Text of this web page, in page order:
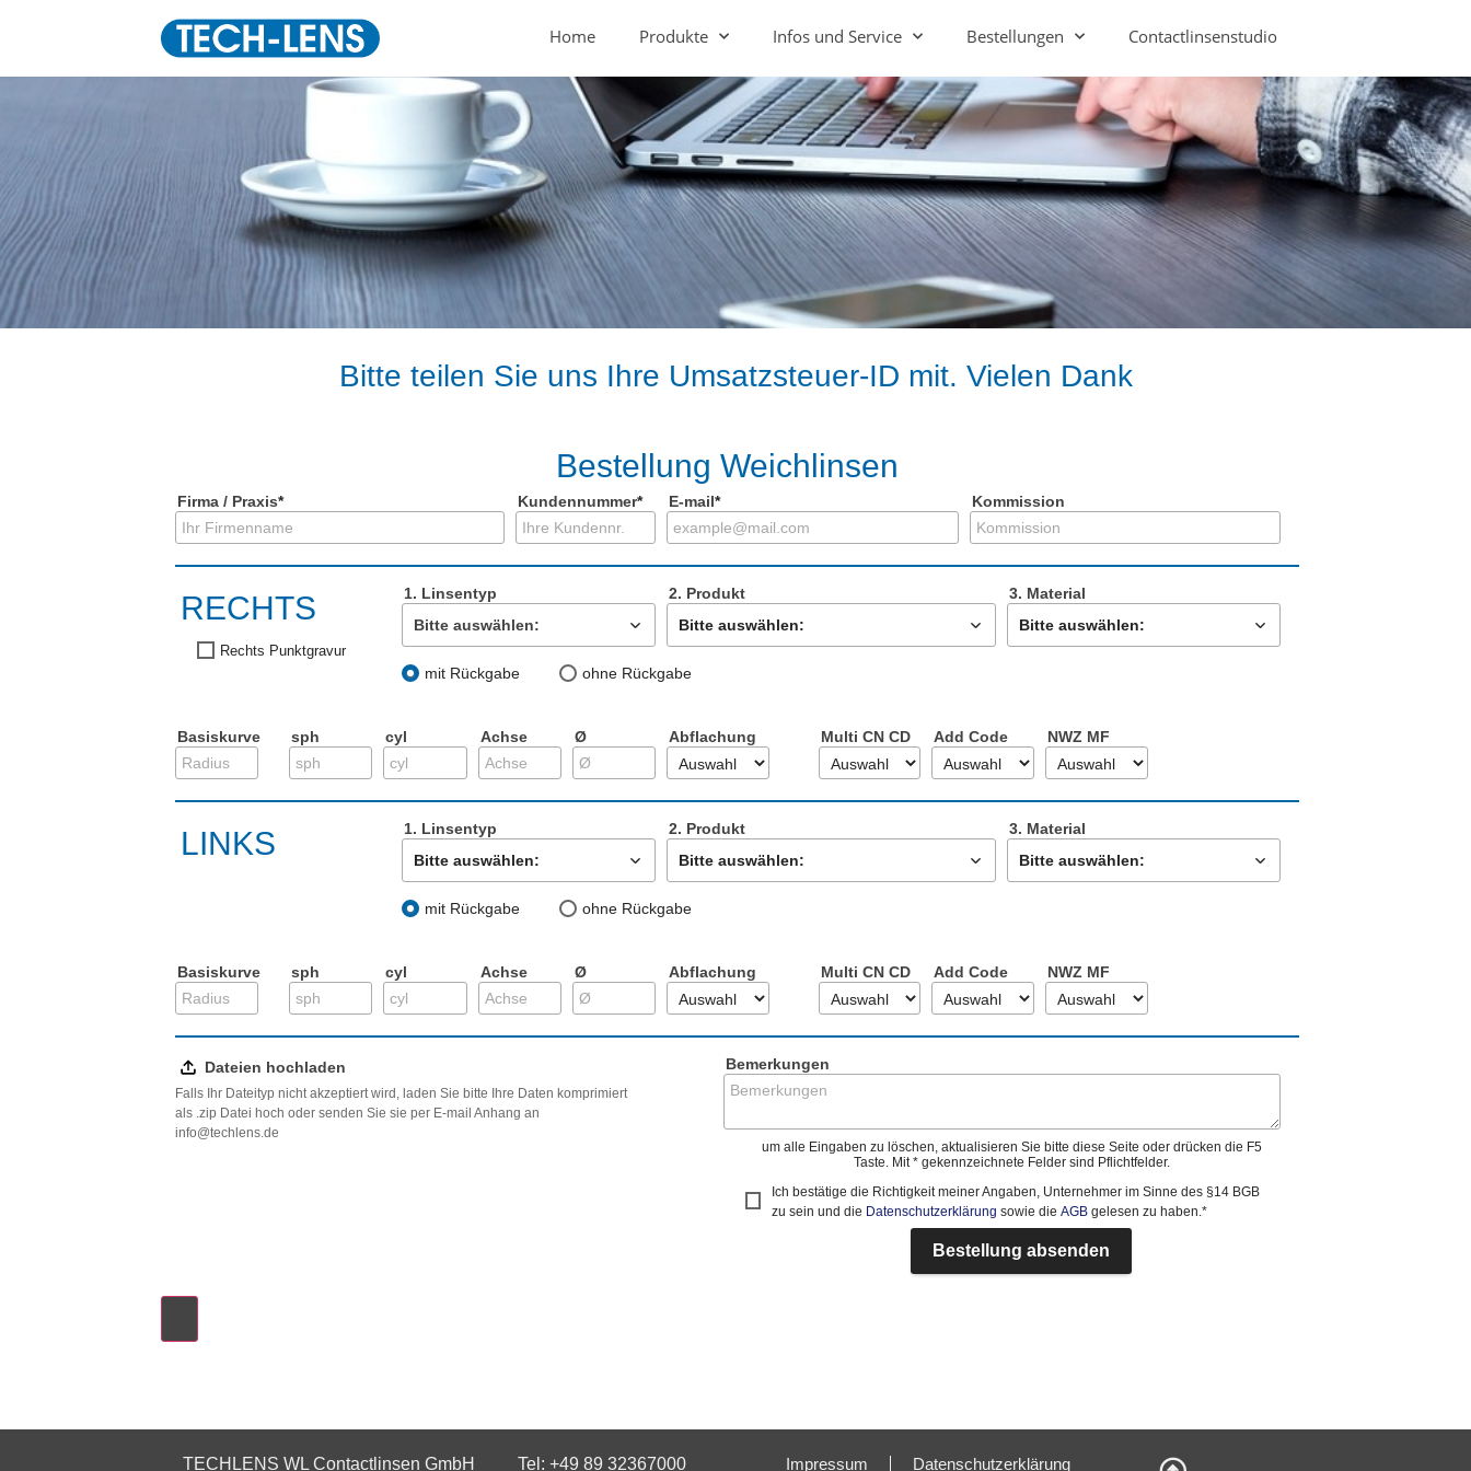
Home Produkte Infos und Service Bestellungen Contactlinsenstudio
Bitte teilen Sie uns Ihre Umsatzsteuer-ID mit. Vielen Dank
Bestellung Weichlinsen
Firma / Praxis* Kundennummer* E-mail* Kommission
RECHTS
1. Linsentyp
Bitte auswählen:
2. Produkt
Bitte auswählen:
3. Material
Bitte auswählen:
Rechts Punktgravur
mit Rückgabe ohne Rückgabe
Basiskurve sph cyl Achse Ø Abflachung Multi CN CD Add Code NWZ MF
LINKS
1. Linsentyp
Bitte auswählen:
2. Produkt
Bitte auswählen:
3. Material
Bitte auswählen:
mit Rückgabe ohne Rückgabe
Basiskurve sph cyl Achse Ø Abflachung Multi CN CD Add Code NWZ MF
Dateien hochladen
Falls Ihr Dateityp nicht akzeptiert wird, laden Sie bitte Ihre Daten komprimiert
als .zip Datei hoch oder senden Sie sie per E-mail Anhang an
info@techlens.de
Bemerkungen
um alle Eingaben zu löschen, aktualisieren Sie bitte diese Seite oder drücken die F5
Taste. Mit * gekennzeichnete Felder sind Pflichtfelder.
Ich bestätige die Richtigkeit meiner Angaben, Unternehmer im Sinne des §14 BGB
zu sein und die Datenschutzerklärung sowie dieAGB gelesen zu haben.*
Bestellung absenden
TECHLENS WL Contactlinsen GmbH Tel: +49 89 32367000 Impressum Datenschutzerklärung